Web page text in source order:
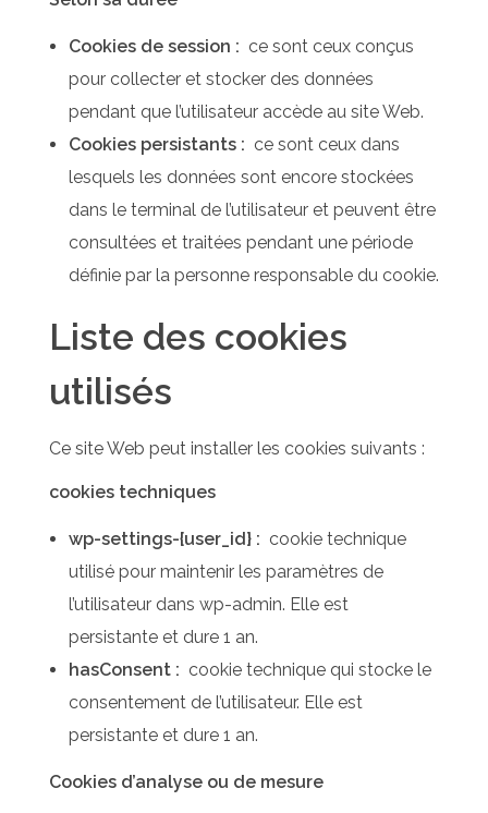
Cookies de session : ce sont ceux conçus
pour collecter et stocker des données
pendant que l’utilisateur accède au site Web.
Cookies persistants : ce sont ceux dans
lesquels les données sont encore stockées
dans le terminal de l’utilisateur et peuvent être
consultées et traitées pendant une période
définie par la personne responsable du cookie.
Liste des cookies
utilisés
Ce site Web peut installer les cookies suivants :
cookies techniques
wp-settings-{user_id} : cookie technique
utilisé pour maintenir les paramètres de
l’utilisateur dans wp-admin. Elle est
persistante et dure 1 an.
hasConsent : cookie technique qui stocke le
consentement de l’utilisateur. Elle est
persistante et dure 1 an.
Cookies d’analyse ou de mesure